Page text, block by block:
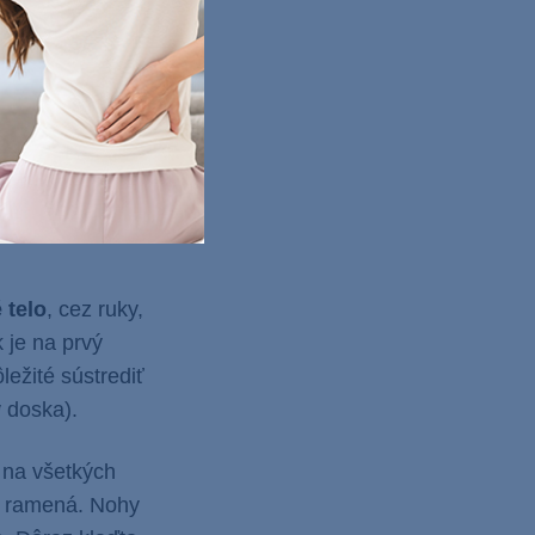
ale
sústreďte sa
so
zvýšenia
telo, cez ruky,
je na prvý
sústrediť
všetkých
Nohy